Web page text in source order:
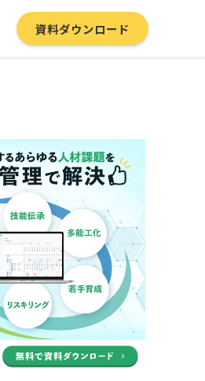
資料ダウンロード